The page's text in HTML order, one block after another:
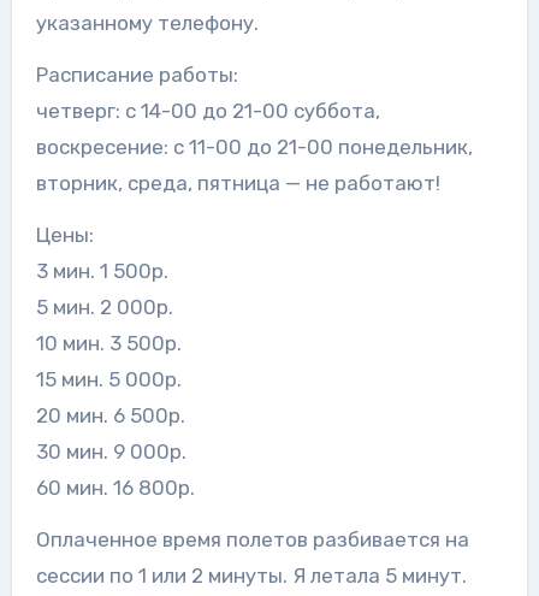
указанному телефону.
Расписание работы:
четверг: с 14-00 до 21-00 суббота,
воскресение: с 11-00 до 21-00 понедельник,
вторник, среда, пятница — не работают!
Цены:
3 мин. 1 500р.
5 мин. 2 000р.
10 мин. 3 500р.
15 мин. 5 000р.
20 мин. 6 500р.
30 мин. 9 000р.
60 мин. 16 800р.
Оплаченное время полетов разбивается на
сессии по 1 или 2 минуты. Я летала 5 минут.